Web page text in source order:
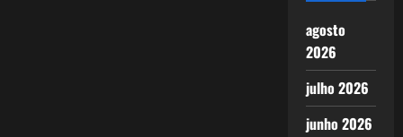
agosto
2026
julho 2026
junho 2026